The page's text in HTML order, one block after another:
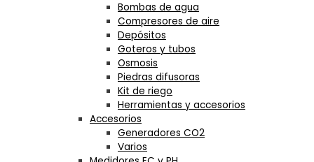
Bombas de agua
Compresores de aire
Depósitos
Goteros y tubos
Osmosis
Piedras difusoras
Kit de riego
Herramientas y accesorios
Accesorios
Generadores CO2
Varios